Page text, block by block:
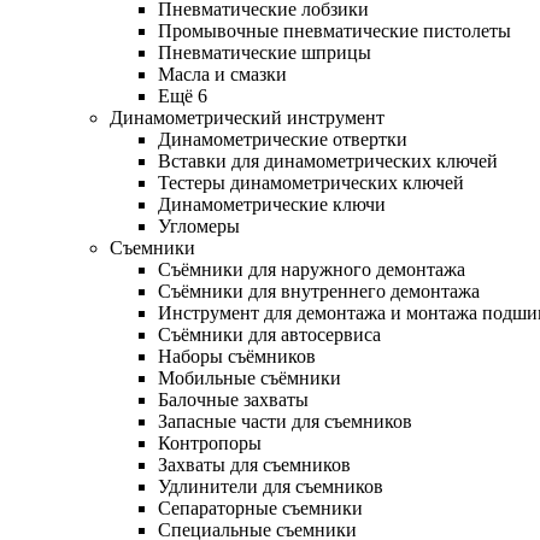
Пневматические лобзики
Промывочные пневматические пистолеты
Пневматические шприцы
Масла и смазки
Ещё 6
Динамометрический инструмент
Динамометрические отвертки
Вставки для динамометрических ключей
Тестеры динамометрических ключей
Динамометрические ключи
Угломеры
Съемники
Съёмники для наружного демонтажа
Съёмники для внутреннего демонтажа
Инструмент для демонтажа и монтажа
Съёмники для автосервиса
Наборы съёмников
Мобильные съёмники
Балочные захваты
Запасные части для съемников
Контропоры
Захваты для съемников
Удлинители для съемников
Сепараторные съемники
Специальные съемники